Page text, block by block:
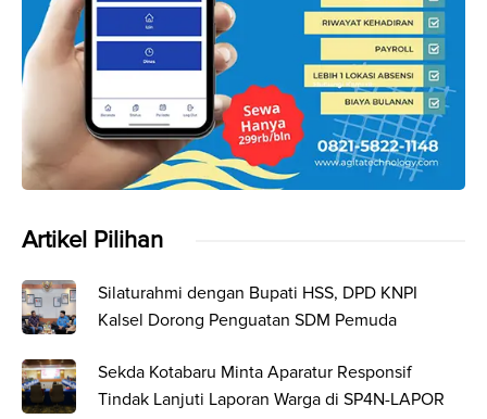
Artikel Pilihan
Silaturahmi dengan Bupati HSS, DPD KNPI
Kalsel Dorong Penguatan SDM Pemuda
Sekda Kotabaru Minta Aparatur Responsif
Tindak Lanjuti Laporan Warga di SP4N-LAPOR